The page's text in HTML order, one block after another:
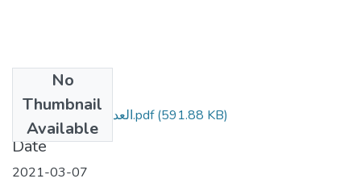
No
Thumbnail
Available
العدد 54 تابع - تأمين.pdf(591.88 KB)
Date
2021-03-07